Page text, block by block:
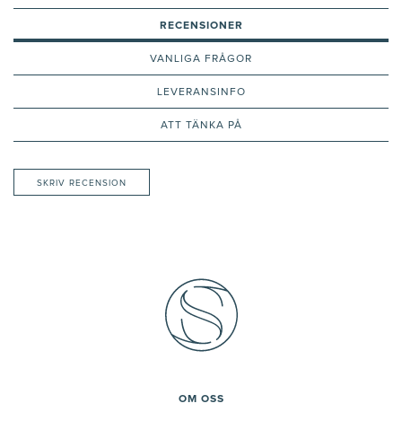
RECENSIONER
VANLIGA FRÅGOR
LEVERANSINFO
ATT TÄNKA PÅ
SKRIV RECENSION
OM OSS